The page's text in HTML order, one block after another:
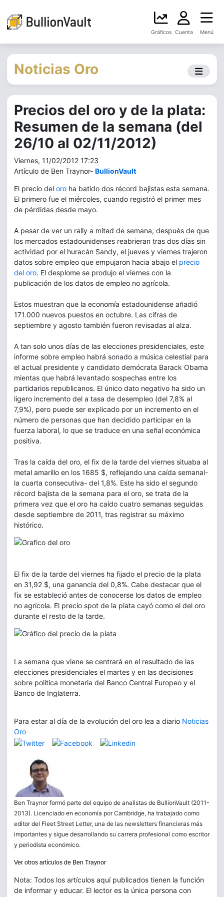
Gráficos Cuenta Menú
Noticias Oro
Precios del oro y de la plata:
Resumen de la semana (del
26/10 al 02/11/2012)
Viernes, 11/02/2012 17:23
Artículo de Ben Traynor- BullionVault
El precio del oro ha batido dos récord bajistas esta semana.
El primero fue el miércoles, cuando registró el primer mes
de pérdidas desde mayo.
A pesar de ver un rally a mitad de semana, después de que
los mercados estadounidenses reabrieran tras dos días sin
actividad por el huracán Sandy, el jueves y viernes trajeron
datos sobre empleo que empujaron hacia abajo el precio
del oro. El desplome se produjo el viernes con la
publicación de los datos de empleo no agrícola.
Estos muestran que la economía estadounidense añadió
171.000 nuevos puestos en octubre. Las cifras de
septiembre y agosto también fueron revisadas al alza.
A tan solo unos días de las elecciones presidenciales, este
informe sobre empleo habrá sonado a música celestial para
el actual presidente y candidato demócrata Barack Obama
mientas que habrá levantado sospechas entre los
partidarios republicanos. El único dato negativo ha sido un
ligero incremento del a tasa de desempleo (del 7,8% al
7,9%), pero puede ser explicado por un incremento en el
número de personas que han decidido participar en la
fuerza laboral, lo que se traduce en una señal económica
positiva.
Tras la caída del oro, el fix de la tarde del viernes situaba al
metal amarillo en los 1685 $, reflejando una caída semanal-
la cuarta consecutiva- del 1,8%. Este ha sido el segundo
récord bajista de la semana para el oro, se trata de la
primera vez que el oro ha caído cuatro semanas seguidas
desde septiembre de 2011, tras registrar su máximo
histórico.
El fix de la tarde del viernes ha fijado el precio de la plata
en 31,92 $, una ganancia del 0,8%. Cabe destacar que el
fix se estableció antes de conocerse los datos de empleo
no agrícola. El precio spot de la plata cayó como el del oro
durante el resto de la tarde.
La semana que viene se centrará en el resultado de las
elecciones presidenciales el martes y en las decisiones
sobre política monetaria del Banco Central Europeo y el
Banco de Inglaterra.
Para estar al día de la evolución del oro lea a diario Noticias
Oro
Ben Traynor formó parte del equipo de analistas de BullionVault (2011-
2013). Licenciado en economía por Cambridge, ha trabajado como
editor del Fleet Street Letter, una de las newsletters financieras más
importantes y sigue desarrollando su carrera profesional como escritor
y periodista económico.
Ver otros artículos de Ben Traynor
Nota: Todos los artículos aquí publicados tienen la función
de informar y educar. El lector es la única persona con